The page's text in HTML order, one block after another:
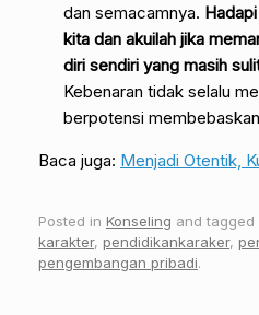
dan semacamnya.
kita dan akuilah jika
diri sendiri yang masih
Kebenaran tidak selalu
berpotensi
Baca juga: Menjadi Otentik,
Posted in Konseling and tagged
karakter, pendidikankaraker,
pengembangan pribadi.